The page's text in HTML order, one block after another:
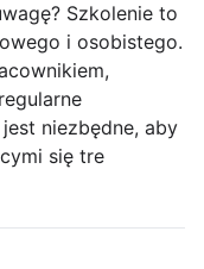
Szkolenie to
i osobistego.
niezbędne, aby
się tre